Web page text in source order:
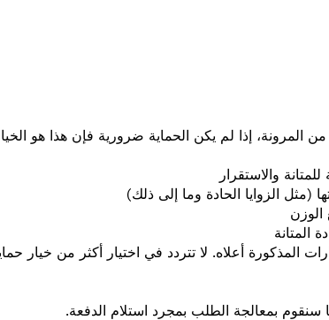
من المرونة، إذا لم يكن الحماية ضرورية فإن هذا هو
والاستقرار
(مثل الزوايا الحادة وما إلى ذلك)
الوزن
المذكورة أعلاه. لا تتردد في اختيار أكثر من خيار
بمعالجة الطلب بمجرد استلام الدفعة.